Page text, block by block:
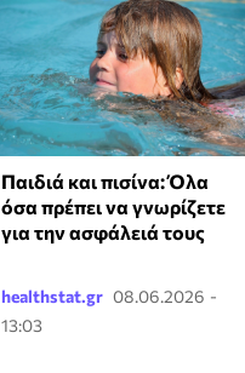
Παιδιά και πισίνα: Όλα
όσα πρέπει να γνωρίζετε
για την ασφάλειά τους
healthstat.gr 08.06.2026 -
13:03